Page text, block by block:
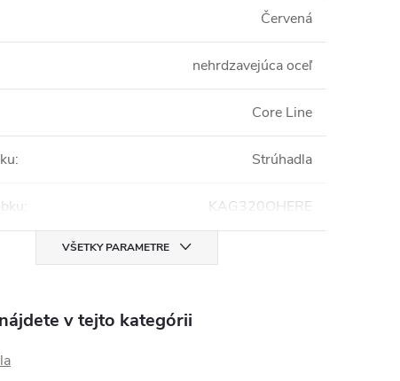
Červená
nehrdzavejúca oceľ
Core Line
: Strúhadla
: KAG320OHERE
VŠETKY PARAMETRE
v tejto kategórii